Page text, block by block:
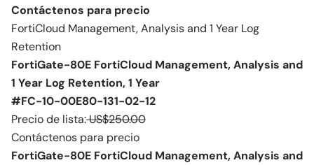
Contáctenos para precio
FortiCloud Management, Analysis and 1 Year Log
Retention
FortiGate-80E FortiCloud Management, Analysis and
1 Year Log Retention, 1 Year
#FC-10-00E80-131-02-12
Precio de lista:US$250.00
Contáctenos para precio
FortiGate-80E FortiCloud Management, Analysis and